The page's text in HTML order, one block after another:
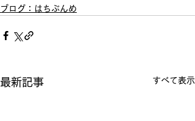
ブログ：はちぶんめ
最新記事 すべて表示